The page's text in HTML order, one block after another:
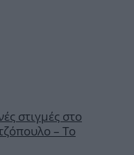
στιγμές στο
– Το